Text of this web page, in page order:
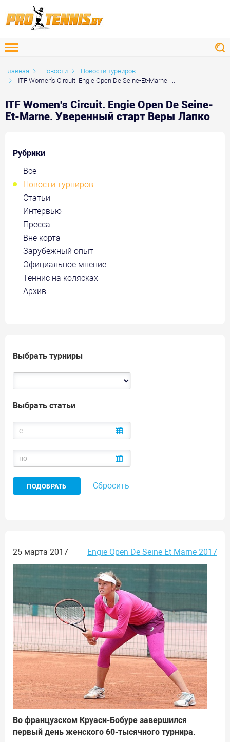
Главная Новости
Новости турниров
ITF Women's Circuit. Engie Open De Seine-Et-Marne. ...
ITF Women's Circuit. Engie Open De Seine-
Et-Marne. Уверенный старт Веры Лапко
Рубрики
Все
Новости турниров
Статьи
Интервью
Пресса
Вне корта
Зарубежный опыт
Официальное мнение
Теннис на колясках
Архив
Выбрать турниры
Выбрать статьи
Сбросить
25 марта 2017 Engie Open De Seine-Et-Marne 2017
Во французском Круаси-Бобуре завершился
первый день женского 60-тысячного турнира.